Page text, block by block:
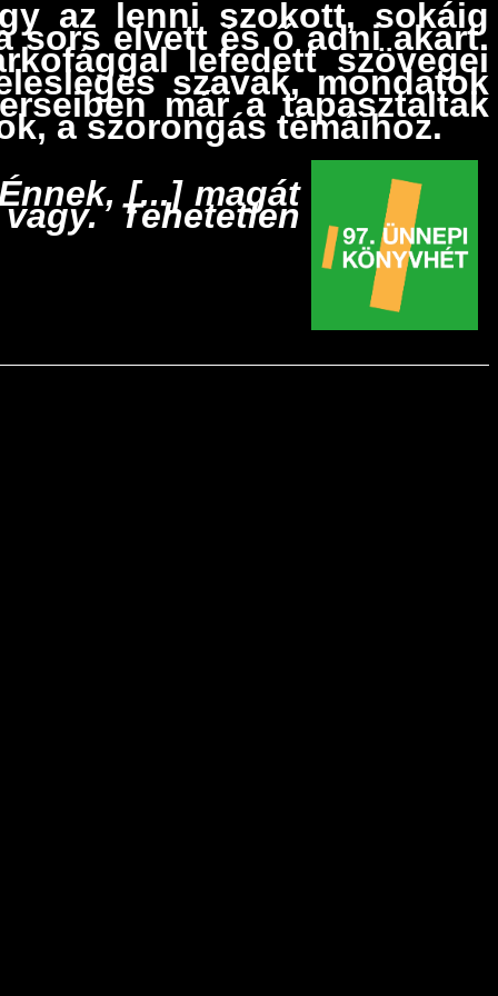
az lenni szokott, sokáig
sors elvett és ő adni akart.
lefedett szövegei
szavak, mondatok
már a tapasztaltak
a szorongás témáihoz.
[...] magát
Tehetetlen